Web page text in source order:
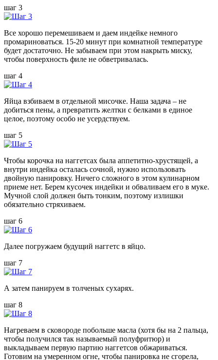
шаг 3
Все хорошо перемешиваем и даем индейке немного
промариноваться. 15-20 минут при комнатной температуре
будет достаточно. Не забываем при этом накрыть миску,
чтобы поверхность филе не обветривалась.
шаг 4
Яйца взбиваем в отдельной мисочке. Наша задача – не
добиться пены, а превратить желтки с белками в единое
целое, поэтому особо не усердствуем.
шаг 5
Чтобы корочка на наггетсах была аппетитно-хрустящей, а
внутри индейка осталась сочной, нужно использовать
двойную панировку. Ничего сложного в этом кулинарном
приеме нет. Берем кусочек индейки и обваливаем его в муке.
Мучной слой должен быть тонким, поэтому излишки
обязательно стряхиваем.
шаг 6
Далее погружаем будущий наггетс в яйцо.
шаг 7
А затем панируем в толченых сухарях.
шаг 8
Нагреваем в сковороде побольше масла (хотя бы на 2 пальца,
чтобы получился так называемый полуфритюр) и
выкладываем первую партию наггетсов обжариваться.
Готовим на умеренном огне, чтобы панировка не сгорела,